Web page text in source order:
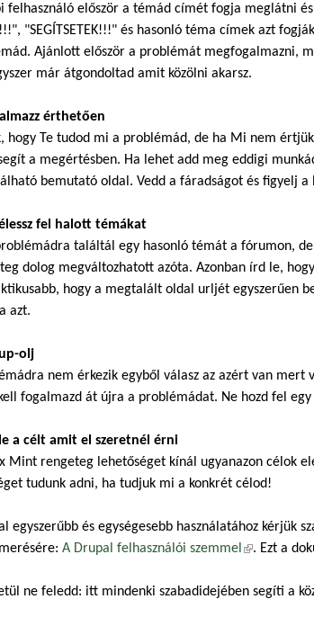
felhasználó először a témád címét fogja meglátni
"SEGÍTSETEK!!!" és hasonló téma címek azt
Ajánlott először a problémát megfogalmazni,
már átgondoltad amit közölni akarsz.
érthetően
hogy Te tudod mi a problémád, de ha Mi nem
a megértésben. Ha lehet add meg eddigi
bemutató oldal. Vedd a fáradságot és figyelj a
fel halott témákat
találtál egy hasonló témát a fórumon,
dolog megváltozhatott azóta. Azonban írd le,
hogy a megtalált oldal urljét egyszerűen
azt.
olj
nem érkezik egyből válasz az azért van
fogalmazd át újra a problémádat. Ne hozd fel
a célt amit el szeretnél érni
Mint rengeteg lehetőséget kínál ugyanazon célok
tudunk adni, ha tudjuk mi a konkrét célod!
egyszerűbb és egységesebb használatához kérjük
A Drupal felhasználói szemmel (külső
. Ezt a
ne feledd: itt mindenki szabadidejében segíti a